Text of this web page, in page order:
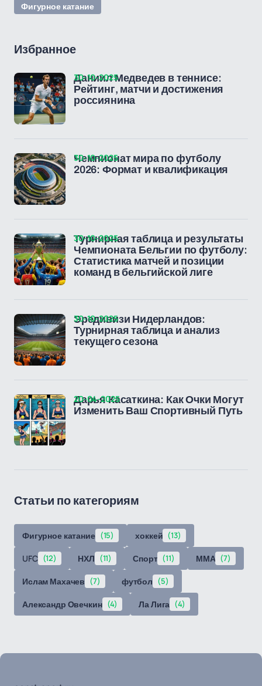
Фигурное катание
Избранное
Даниил Медведев в теннисе:
Рейтинг, матчи и достижения
россиянина
30-10-2025
Чемпионат мира по футболу
2026: Формат и квалификация
30-10-2025
Турнирная таблица и результаты
Чемпионата Бельгии по футболу:
Статистика матчей и позиции
команд в бельгийской лиге
30-10-2025
Эредивизи Нидерландов:
Турнирная таблица и анализ
текущего сезона
30-10-2025
Дарья Касаткина: Как Очки Могут
Изменить Ваш Спортивный Путь
20-04-2025
Статьи по категориям
Фигурное катание (15) хоккей (13)
UFC (12) НХЛ (11) Спорт (11) ММА (7)
Ислам Махачев (7) футбол (5)
Александр Овечкин (4) Ла Лига (4)